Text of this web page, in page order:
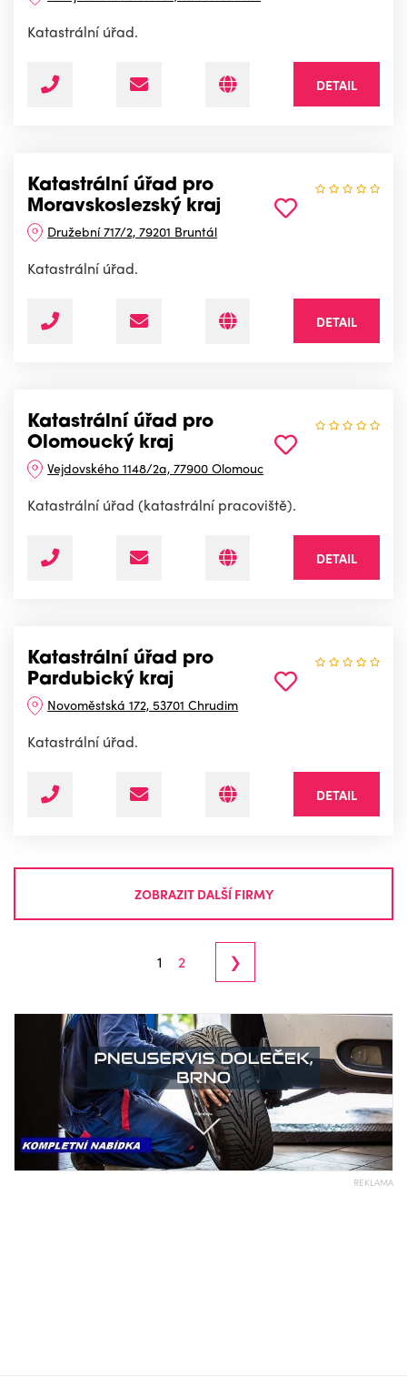
Katastrální úřad.
DETAIL
Katastrální úřad pro
Moravskoslezský kraj
Družební 717/2, 79201 Bruntál
Katastrální úřad.
DETAIL
Katastrální úřad pro
Olomoucký kraj
Vejdovského 1148/2a, 77900 Olomouc
Katastrální úřad (katastrální pracoviště).
DETAIL
Katastrální úřad pro
Pardubický kraj
Novoměstská 172, 53701 Chrudim
Katastrální úřad.
DETAIL
ZOBRAZIT DALŠÍ FIRMY
1 2 ›
REKLAMA